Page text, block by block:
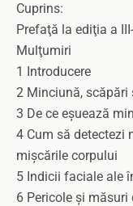
Cuprins:
Prefaţă la ediţia a
Mulţumiri
1 Introducere
2 Minciună,
3 De ce eșuează
4 Cum să detectezi
mișcările corpului
5 Indicii faciale ale
6 Pericole și măsuri